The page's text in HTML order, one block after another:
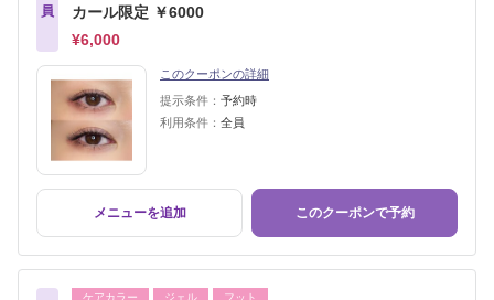
員
カール限定 ￥6000
¥6,000
このクーポンの詳細
提示条件： 予約時
利用条件： 全員
メニューを追加 このクーポンで予約
ケアカラー ジェル フット